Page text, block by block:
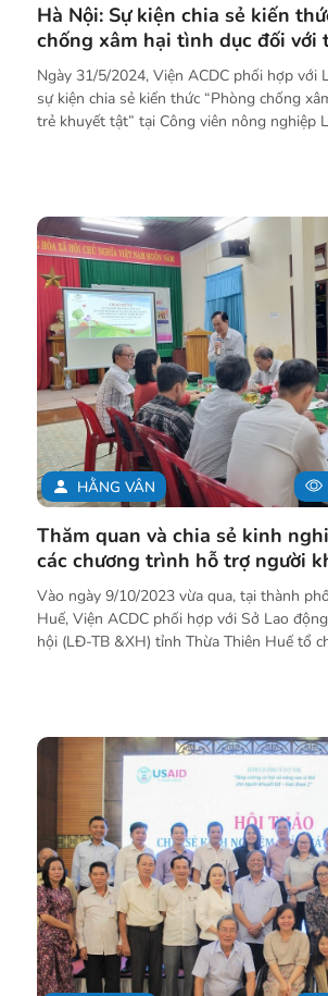
Hà Nội: Sự kiện chia sẻ kiến
chống xâm hại tình dục đối với
Ngày 31/5/2024, Viện ACDC phối hợp với
sự kiện chia sẻ kiến thức “Phòng chống
trẻ khuyết tật” tại Công viên nông nghiệp
Nội. Hoạt động diễn ra nhân dịp ngày
thông về phòng chống xâm hại tình dục
HẰNG VÂN
Thăm quan và chia sẻ kinh
các chương trình hỗ trợ người
Vào ngày 9/10/2023 vừa qua, tại thành
Huế, Viện ACDC phối hợp với Sở Lao
hội (LĐ-TB &XH) tỉnh Thừa Thiên Huế tổ
sẻ kinh nghiệm triển khai các chương